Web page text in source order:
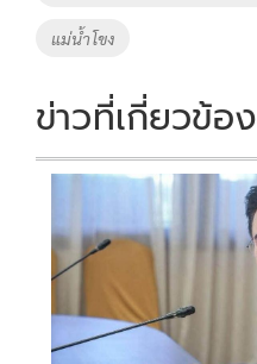
แม่น้ำโขง
ข่าวที่เกี่ยวข้อง